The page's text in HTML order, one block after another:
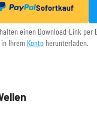
Sofortkauf
einen Download-Link per
in Ihrem Konto herunterladen.